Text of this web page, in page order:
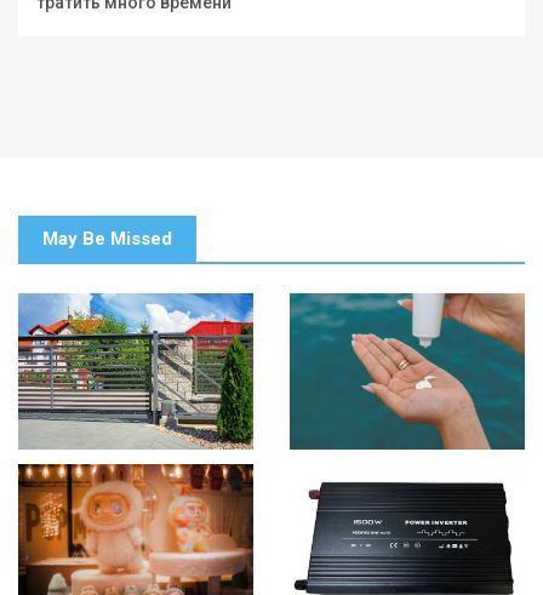
May Be Missed